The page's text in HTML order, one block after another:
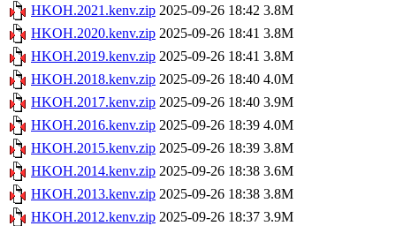
HKOH.2021.kenv.zip 2025-09-26 18:42 3.8M
HKOH.2020.kenv.zip 2025-09-26 18:41 3.8M
HKOH.2019.kenv.zip 2025-09-26 18:41 3.8M
HKOH.2018.kenv.zip 2025-09-26 18:40 4.0M
HKOH.2017.kenv.zip 2025-09-26 18:40 3.9M
HKOH.2016.kenv.zip 2025-09-26 18:39 4.0M
HKOH.2015.kenv.zip 2025-09-26 18:39 3.8M
HKOH.2014.kenv.zip 2025-09-26 18:38 3.6M
HKOH.2013.kenv.zip 2025-09-26 18:38 3.8M
HKOH.2012.kenv.zip 2025-09-26 18:37 3.9M